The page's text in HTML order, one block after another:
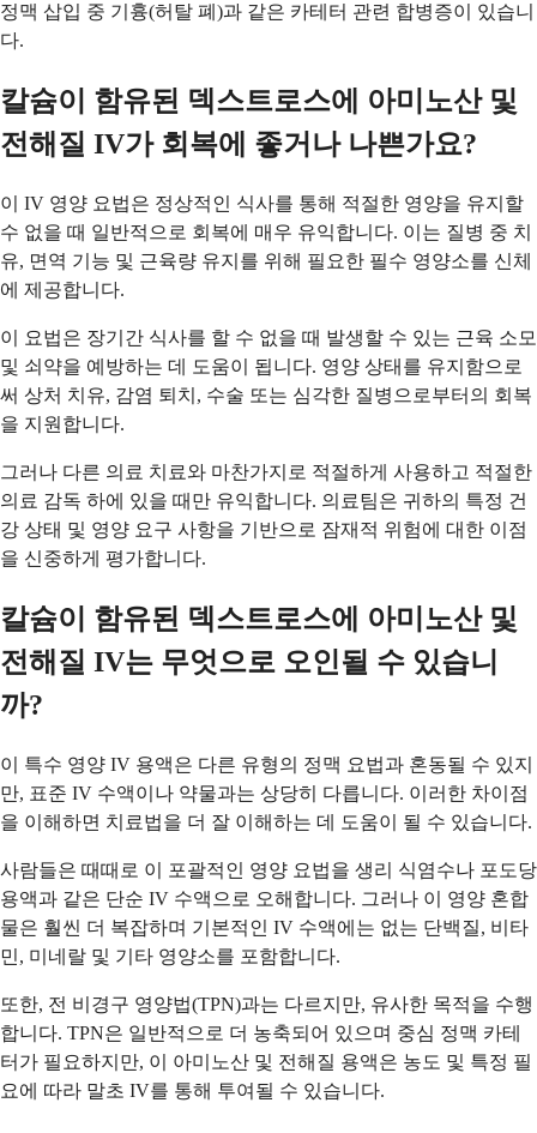
정맥 삽입 중 기흉(허탈 폐)과 같은 카테터 관련 합병증이 있습니
다.
칼슘이 함유된 덱스트로스에 아미노산 및
전해질 IV가 회복에 좋거나 나쁜가요?
이 IV 영양 요법은 정상적인 식사를 통해 적절한 영양을 유지할
수 없을 때 일반적으로 회복에 매우 유익합니다. 이는 질병 중 치
유, 면역 기능 및 근육량 유지를 위해 필요한 필수 영양소를 신체
에 제공합니다.
이 요법은 장기간 식사를 할 수 없을 때 발생할 수 있는 근육 소모
및 쇠약을 예방하는 데 도움이 됩니다. 영양 상태를 유지함으로
써 상처 치유, 감염 퇴치, 수술 또는 심각한 질병으로부터의 회복
을 지원합니다.
그러나 다른 의료 치료와 마찬가지로 적절하게 사용하고 적절한
의료 감독 하에 있을 때만 유익합니다. 의료팀은 귀하의 특정 건
강 상태 및 영양 요구 사항을 기반으로 잠재적 위험에 대한 이점
을 신중하게 평가합니다.
칼슘이 함유된 덱스트로스에 아미노산 및
전해질 IV는 무엇으로 오인될 수 있습니
까?
이 특수 영양 IV 용액은 다른 유형의 정맥 요법과 혼동될 수 있지
만, 표준 IV 수액이나 약물과는 상당히 다릅니다. 이러한 차이점
을 이해하면 치료법을 더 잘 이해하는 데 도움이 될 수 있습니다.
사람들은 때때로 이 포괄적인 영양 요법을 생리 식염수나 포도당
용액과 같은 단순 IV 수액으로 오해합니다. 그러나 이 영양 혼합
물은 훨씬 더 복잡하며 기본적인 IV 수액에는 없는 단백질, 비타
민, 미네랄 및 기타 영양소를 포함합니다.
또한, 전 비경구 영양법(TPN)과는 다르지만, 유사한 목적을 수행
합니다. TPN은 일반적으로 더 농축되어 있으며 중심 정맥 카테
터가 필요하지만, 이 아미노산 및 전해질 용액은 농도 및 특정 필
요에 따라 말초 IV를 통해 투여될 수 있습니다.